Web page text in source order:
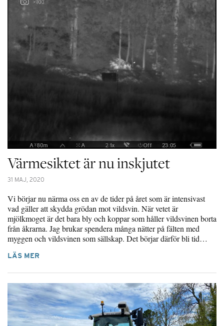
Värmesiktet är nu inskjutet
31 MAJ, 2020
Vi börjar nu närma oss en av de tider på året som är intensivast
vad gäller att skydda grödan mot vildsvin. När vetet är
mjölkmoget är det bara bly och koppar som håller vildsvinen borta
från åkrarna. Jag brukar spendera många nätter på fälten med
myggen och vildsvinen som sällskap. Det börjar därför bli tid…
LÄS MER